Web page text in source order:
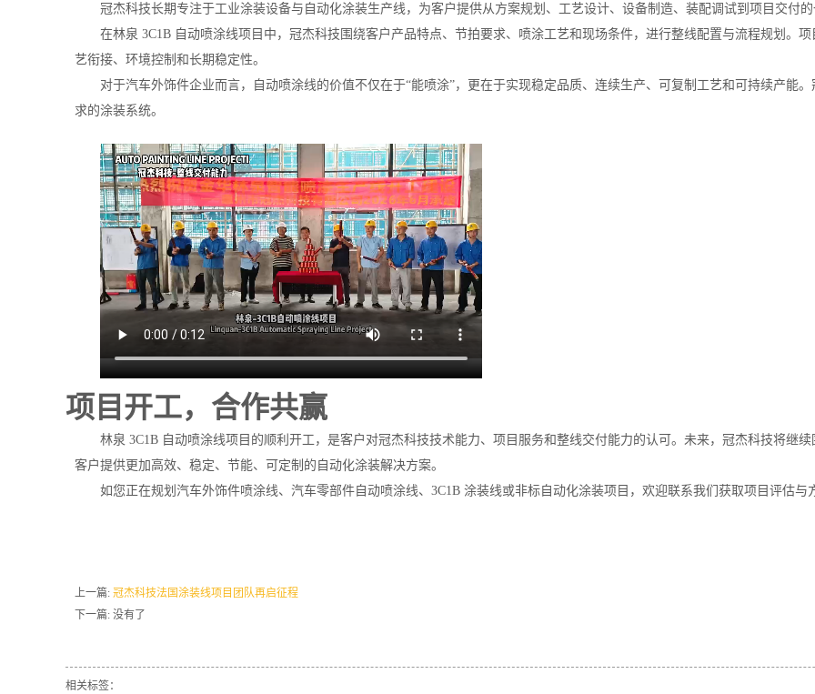
冠杰科技长期专注于工业涂装设备与自动化涂装生产线，为客户提供从方案规划、工艺设计、设备制造、装配调试到项目交付的
在林泉 3C1B 自动喷涂线项目中，冠杰科技围绕客户产品特点、节拍要求、喷涂工艺和现场条件，进行整线配置与流程规划。
艺衔接、环境控制和长期稳定性。
对于汽车外饰件企业而言，自动喷涂线的价值不仅在于“能喷涂”，更在于实现稳定品质、连续生产、可复制工艺和可持续产能
求的涂装系统。
项目开工，合作共赢
林泉 3C1B 自动喷涂线项目的顺利开工，是客户对冠杰科技技术能力、项目服务和整线交付能力的认可。未来，冠杰科技将继
客户提供更加高效、稳定、节能、可定制的自动化涂装解决方案。
如您正在规划汽车外饰件喷涂线、汽车零部件自动喷涂线、3C1B 涂装线或非标自动化涂装项目，欢迎联系我们获取项目评估与
上一篇: 冠杰科技法国涂装线项目团队再启征程
下一篇: 没有了
相关标签：